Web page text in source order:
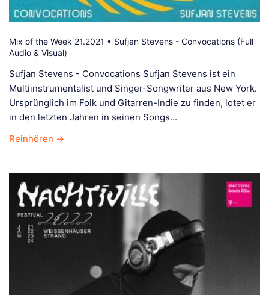
Mix of the Week 21.2021 • Sufjan Stevens - Convocations (Full
Audio & Visual)
Sufjan Stevens - Convocations Sufjan Stevens ist ein
Multiinstrumentalist und Singer-Songwriter aus New York.
Ursprünglich im Folk und Gitarren-Indie zu finden, lotet er
in den letzten Jahren in seinen Songs...
Reinhören →